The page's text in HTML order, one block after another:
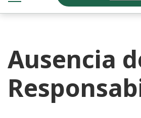
Ausencia